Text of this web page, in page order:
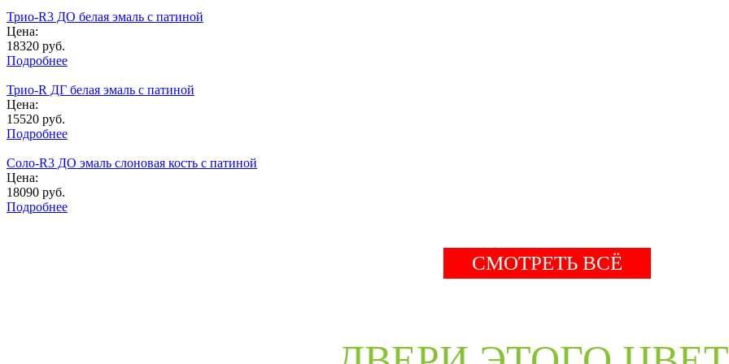
Трио-R3 ДО белая эмаль с патиной
Цена:
18320 руб.
Подробнее
Трио-R ДГ белая эмаль с патиной
Цена:
15520 руб.
Подробнее
Соло-R3 ДО эмаль слоновая кость с патиной
Цена:
18090 руб.
Подробнее
СМОТРЕТЬ ВСЁ